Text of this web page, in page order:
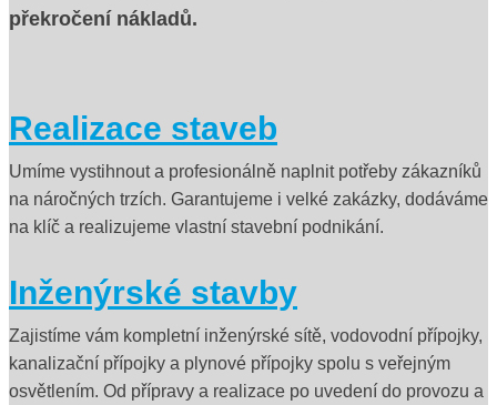
překročení nákladů.
Realizace staveb
Umíme vystihnout a profesionálně naplnit potřeby zákazníků
na náročných trzích. Garantujeme i velké zakázky, dodáváme
na klíč a realizujeme vlastní stavební podnikání.
Inženýrské stavby
Zajistíme vám kompletní inženýrské sítě, vodovodní přípojky,
kanalizační přípojky a plynové přípojky spolu s veřejným
osvětlením. Od přípravy a realizace po uvedení do provozu a